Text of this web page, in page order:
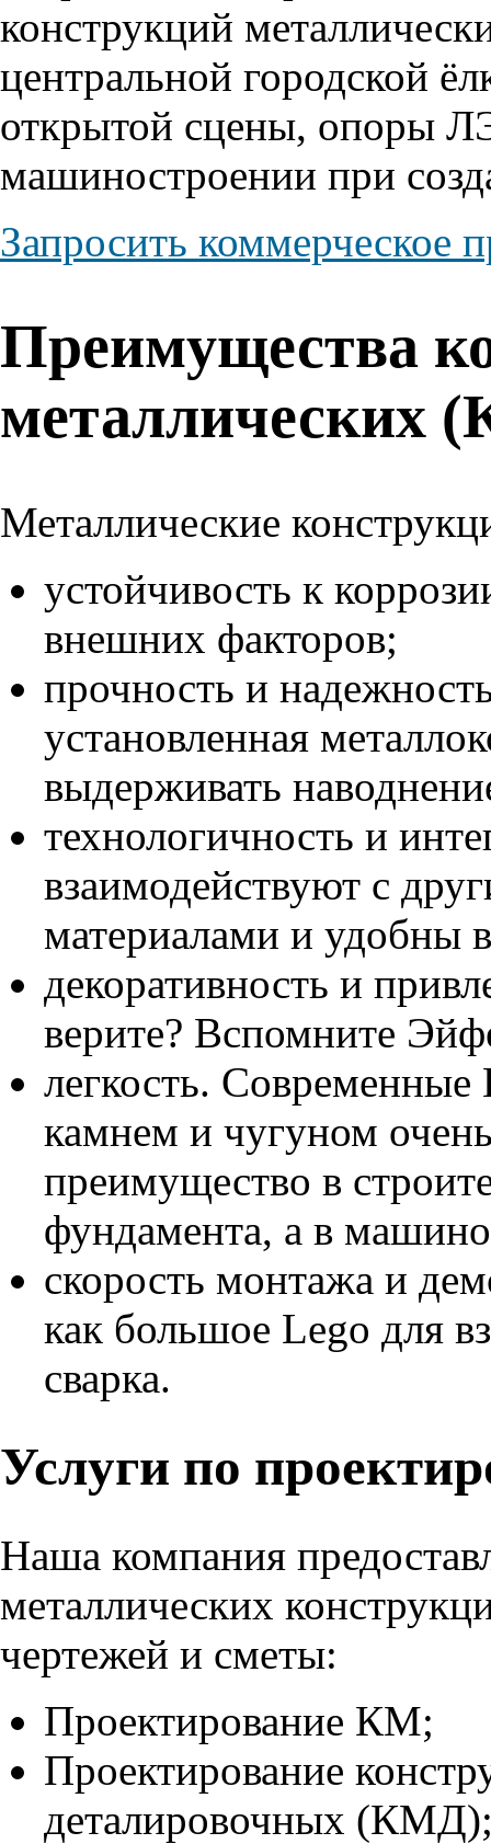
конструкций
центральной городской
открытой сцены, опоры
машиностроении при
Запросить коммерческое
Преимущества
металлических
Металлические
устойчивость к
внешних факторов;
прочность и
установленная
выдерживать
технологичность и
взаимодействуют с
материалами и удобны
декоративность и
верите? Вспомните
легкость.
камнем и чугуном
преимущество в
фундамента, а в
скорость монтажа и
как большое Lego для
сварка.
Услуги по
Наша компания
металлических
чертежей и сметы:
Проектирование КМ;
Проектирование
деталировочных